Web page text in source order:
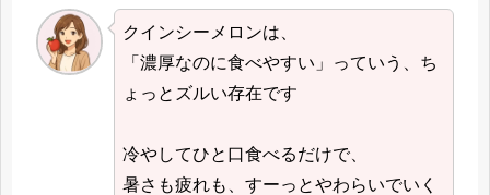
クインシーメロンは、
「濃厚なのに食べやすい」っていう、ち
ょっとズルい存在です
冷やしてひと口食べるだけで、
暑さも疲れも、すーっとやわらいでいく